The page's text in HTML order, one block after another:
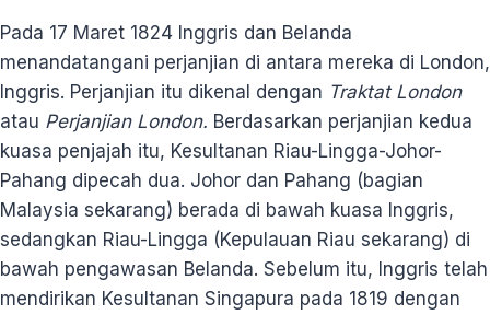
Pada 17 Maret 1824 Inggris dan Belanda
menandatangani perjanjian di antara mereka di London,
Inggris. Perjanjian itu dikenal dengan Traktat London
atau Perjanjian London. Berdasarkan perjanjian kedua
kuasa penjajah itu, Kesultanan Riau-Lingga-Johor-
Pahang dipecah dua. Johor dan Pahang (bagian
Malaysia sekarang) berada di bawah kuasa Inggris,
sedangkan Riau-Lingga (Kepulauan Riau sekarang) di
bawah pengawasan Belanda. Sebelum itu, Inggris telah
mendirikan Kesultanan Singapura pada 1819 dengan